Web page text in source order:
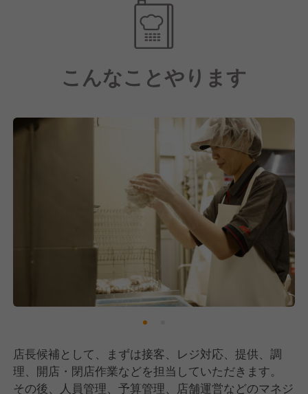
【ワークライフバランス重視＆安定企業】
週休2日制で年間休日115日を確保し、シフト制なが
らも土日の休みも相談可能な柔軟な勤務体制を整えて
います。
コロナ禍でもシフトカットなしで安定した収入を保証
し、安心して長期的に働ける職場を実現しています。
こんなことやります
店長候補として、まずは接客、レジ対応、提供、調
理、開店・閉店作業などを担当していただきます。
その後、人員管理、予算管理、店舗運営などのマネジ